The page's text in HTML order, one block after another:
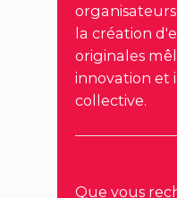
la création
originales
innovation et
collective.
Que vous